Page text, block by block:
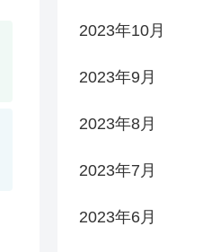
2023年10月
2023年9月
2023年8月
2023年7月
2023年6月